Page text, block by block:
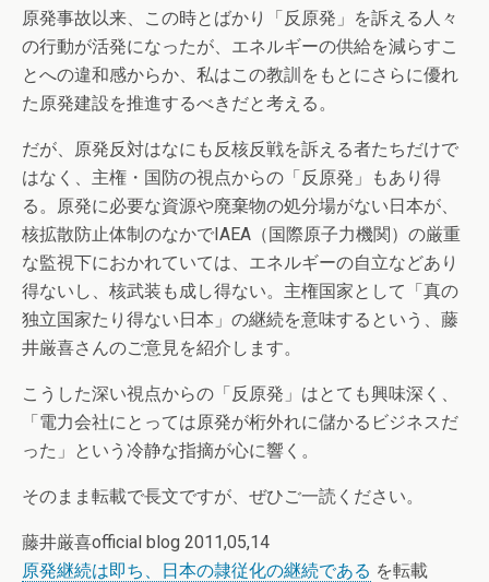
原発事故以来、この時とばかり「反原発」を訴える人々
の行動が活発になったが、エネルギーの供給を減らすこ
とへの違和感からか、私はこの教訓をもとにさらに優れ
た原発建設を推進するべきだと考える。
だが、原発反対はなにも反核反戦を訴える者たちだけで
はなく、主権・国防の視点からの「反原発」もあり得
る。原発に必要な資源や廃棄物の処分場がない日本が、
核拡散防止体制のなかでIAEA（国際原子力機関）の厳重
な監視下におかれていては、エネルギーの自立などあり
得ないし、核武装も成し得ない。主権国家として「真の
独立国家たり得ない日本」の継続を意味するという、藤
井厳喜さんのご意見を紹介します。
こうした深い視点からの「反原発」はとても興味深く、
「電力会社にとっては原発が桁外れに儲かるビジネスだ
った」という冷静な指摘が心に響く。
そのまま転載で長文ですが、ぜひご一読ください。
藤井厳喜official blog 2011,05,14
原発継続は即ち、日本の隷従化の継続である を転載